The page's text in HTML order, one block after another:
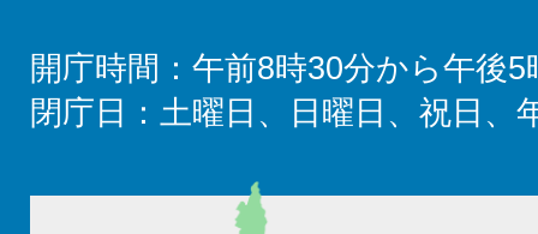
開庁時間：午前8時30分から午後5
閉庁日：土曜日、日曜日、祝日、